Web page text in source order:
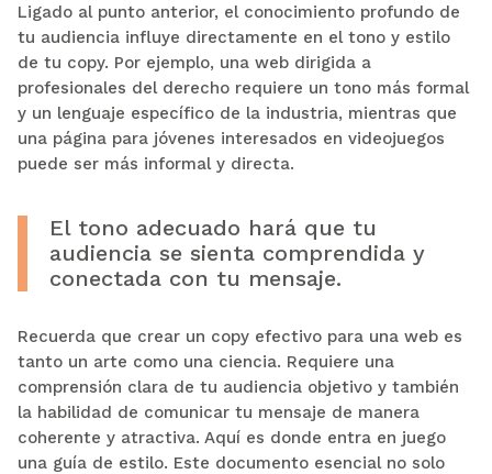
Ligado al punto anterior, el conocimiento profundo de
tu audiencia influye directamente en el tono y estilo
de tu copy. Por ejemplo, una web dirigida a
profesionales del derecho requiere un tono más formal
y un lenguaje específico de la industria, mientras que
una página para jóvenes interesados en videojuegos
puede ser más informal y directa.
El tono adecuado hará que tu
audiencia se sienta comprendida y
conectada con tu mensaje.
Recuerda que crear un copy efectivo para una web es
tanto un arte como una ciencia. Requiere una
comprensión clara de tu audiencia objetivo y también
la habilidad de comunicar tu mensaje de manera
coherente y atractiva. Aquí es donde entra en juego
una guía de estilo. Este documento esencial no solo